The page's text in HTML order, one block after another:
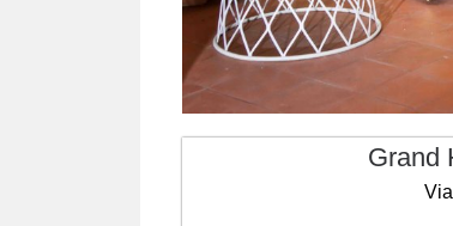
Grand